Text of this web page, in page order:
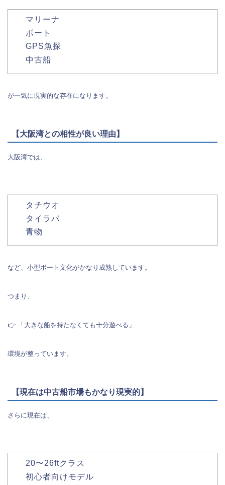
マリーナ
ボート
GPS魚探
中古船
が一気に現実的な存在になります。
【大阪湾との相性が良い理由】
大阪湾では、
タチウオ
タイラバ
青物
など、小型ボート文化がかなり成熟しています。
つまり、
👉 「大きな船を持たなくても十分遊べる」
環境が整っています。
【現在は中古船市場もかなり現実的】
さらに現在は、
20〜26ftクラス
初心者向けモデル